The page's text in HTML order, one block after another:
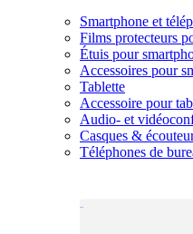
Smartphone et
Films protecteurs
Étuis pour
Accessoires pour
Tablette
Accessoire pour
Audio- et
Casques &
Téléphones de